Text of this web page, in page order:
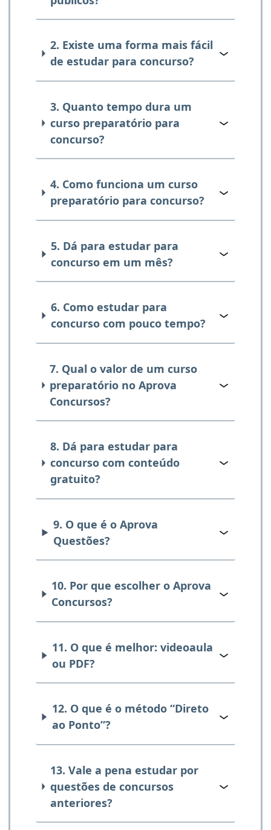
2. Existe uma forma mais fácil
de estudar para concurso?
3. Quanto tempo dura um
curso preparatório para
concurso?
4. Como funciona um curso
preparatório para concurso?
5. Dá para estudar para
concurso em um mês?
6. Como estudar para
concurso com pouco tempo?
7. Qual o valor de um curso
preparatório no Aprova
Concursos?
8. Dá para estudar para
concurso com conteúdo
gratuito?
9. O que é o Aprova
Questões?
10. Por que escolher o Aprova
Concursos?
11. O que é melhor: videoaula
ou PDF?
12. O que é o método “Direto
ao Ponto”?
13. Vale a pena estudar por
questões de concursos
anteriores?